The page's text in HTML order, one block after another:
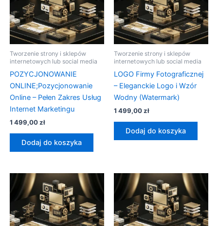
Tworzenie strony i sklepów
internetowych lub social media
POZYCJONOWANIE
ONLINE;Pozycjonowanie
Online – Pełen Zakres Usług
Internet Marketingu
1 499,00zł
Dodaj do koszyka
Tworzenie strony i sklepów
internetowych lub social media
LOGO Firmy Fotograficznej
– Eleganckie Logo i Wzór
Wodny (Watermark)
1 499,00zł
Dodaj do koszyka